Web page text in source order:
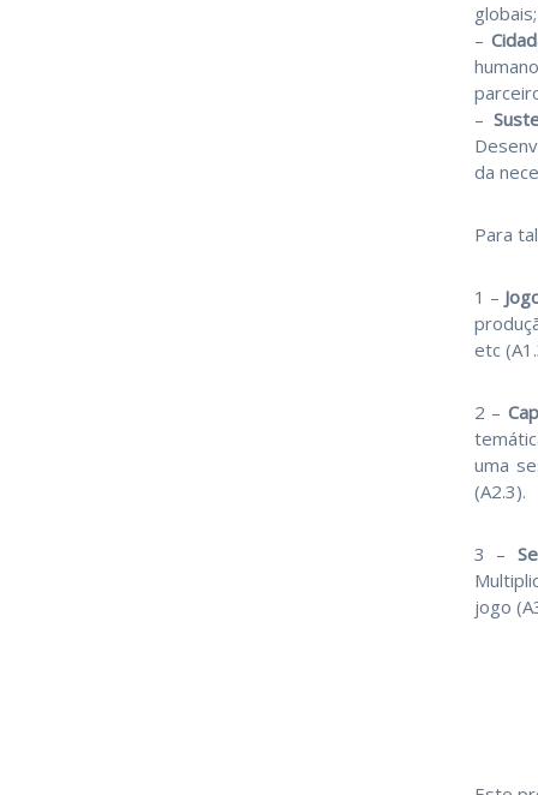
globais;
–
–
da
Para
1 –
etc
2 –
uma
(A2.3).
3 –
jogo